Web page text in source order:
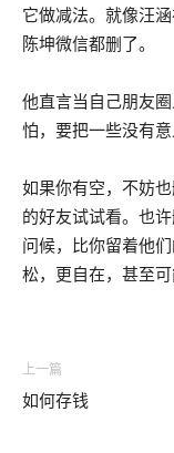
它做减法。就像汪
陈坤微信都删了。
他直言当自己朋友
怕，要把一些没有意
如果你有空，不妨
的好友试试看。也
问候，比你留着他
松，更自在，甚至可
上一篇
如何存钱